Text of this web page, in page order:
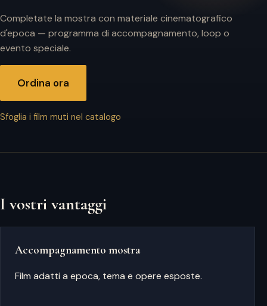
Completate la mostra con materiale cinematografico
d'epoca — programma di accompagnamento, loop o
evento speciale.
Ordina ora
Sfoglia i film muti nel catalogo
I vostri vantaggi
Accompagnamento mostra
Film adatti a epoca, tema e opere esposte.